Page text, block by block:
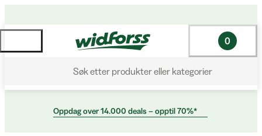
Søk etter produkter eller kategorier
0
Oppdag over 14.000 deals – opptil 70%*